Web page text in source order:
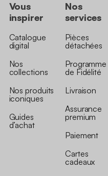
Vous
inspirer
Catalogue
digital
Nos
collections
Nos produits
iconiques
Guides
d’achat
Nos
services
Pièces
détachées
Programme
de Fidélité
Livraison
Assurance
premium
Paiement
Cartes
cadeaux